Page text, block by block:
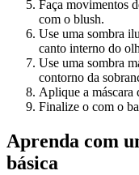
Faça movimentos
com o blush.
Use uma sombra
canto interno do
Use uma sombra
contorno da
Aplique a máscara
Finalize o com o
Aprenda com
básica